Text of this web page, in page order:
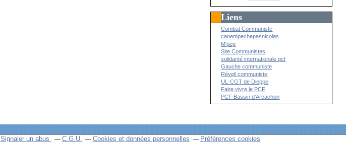
Liens
Combat Communiste
canempechepasnicolas
M'pep
Site Communistes
solidarité internationale pcf
Gauche communiste
Réveil communiste
UL-CGT de Dieppe
Faire vivre le PCF
PCF Bassin d'Arcachon
Signaler un abus C.G.U. Cookies et données personnelles Préférences cookies